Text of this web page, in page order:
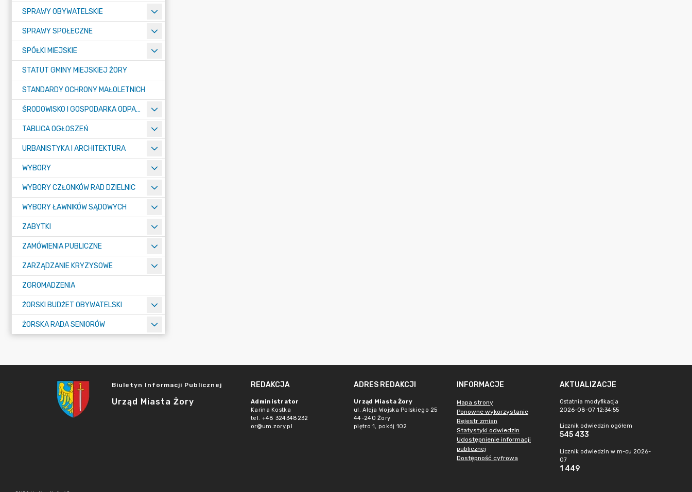
SPRAWY OBYWATELSKIE
SPRAWY SPOŁECZNE
SPÓŁKI MIEJSKIE
STATUT GMINY MIEJSKIEJ ŻORY
STANDARDY OCHRONY MAŁOLETNICH
ŚRODOWISKO I GOSPODARKA ODPADAMI
TABLICA OGŁOSZEŃ
URBANISTYKA I ARCHITEKTURA
WYBORY
WYBORY CZŁONKÓW RAD DZIELNIC
WYBORY ŁAWNIKÓW SĄDOWYCH
ZABYTKI
ZAMÓWIENIA PUBLICZNE
ZARZĄDZANIE KRYZYSOWE
ZGROMADZENIA
ŻORSKI BUDŻET OBYWATELSKI
ŻORSKA RADA SENIORÓW
Biuletyn Informacji Publicznej
Urząd Miasta Żory
REDAKCJA
Administrator
Karina Kostka
tel. +48 324348232
or@um.zory.pl
ADRES REDAKCJI
Urząd Miasta Żory
ul. Aleja Wojska Polskiego 25
44-240 Żory
piętro 1, pokój 102
INFORMACJE
Mapa strony
Ponowne wykorzystanie
Rejestr zmian
Statystyki odwiedzin
Udostępnienie informacji
publicznej
Dostępność cyfrowa
AKTUALIZACJE
Ostatnia modyfikacja
2026-08-07 12:34:55
Licznik odwiedzin ogółem
545 433
Licznik odwiedzin w m-cu 2026-
07
1 449